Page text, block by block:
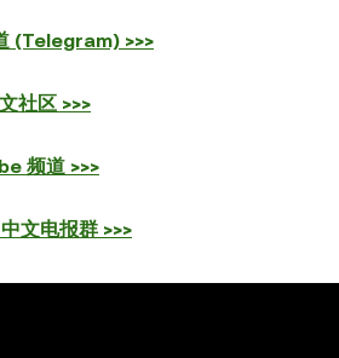
(Telegram) >>>
社区 >>>
频道 >>>
文电报群 >>>